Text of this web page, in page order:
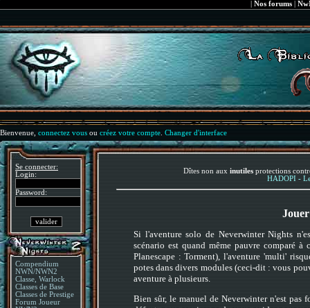
Nos forums|
Bienvenue, connectez vous ou créez votre compte Changer d'interface
Se connecter:
Login:
Password:
Compendium
NWN/NWN2
Classe, Warlock
Classes de Base
Classes de Prestige
Forum Joueur
Dîtes non aux inutiles protections
HADOPI -
Si l'aventure solo de Neverwinter Nights
scénario est quand même pauvre comparé
Planescape : Torment), l'aventure 'multi'
potes dans divers modules (ceci-dit : vous
aventure à plusieurs.
Bien sûr, le manuel de Neverwinter n'est pas